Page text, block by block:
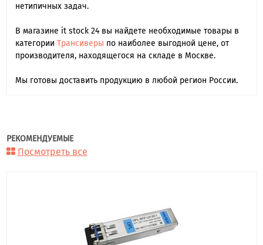
нетипичных задач.
В магазине it stock 24 вы найдете необходимые товары в
категории Трансиверы по наиболее выгодной цене, от
производителя, находящегося на складе в Москве.
Мы готовы доставить продукцию в любой регион России.
РЕКОМЕНДУЕМЫЕ
Посмотреть все